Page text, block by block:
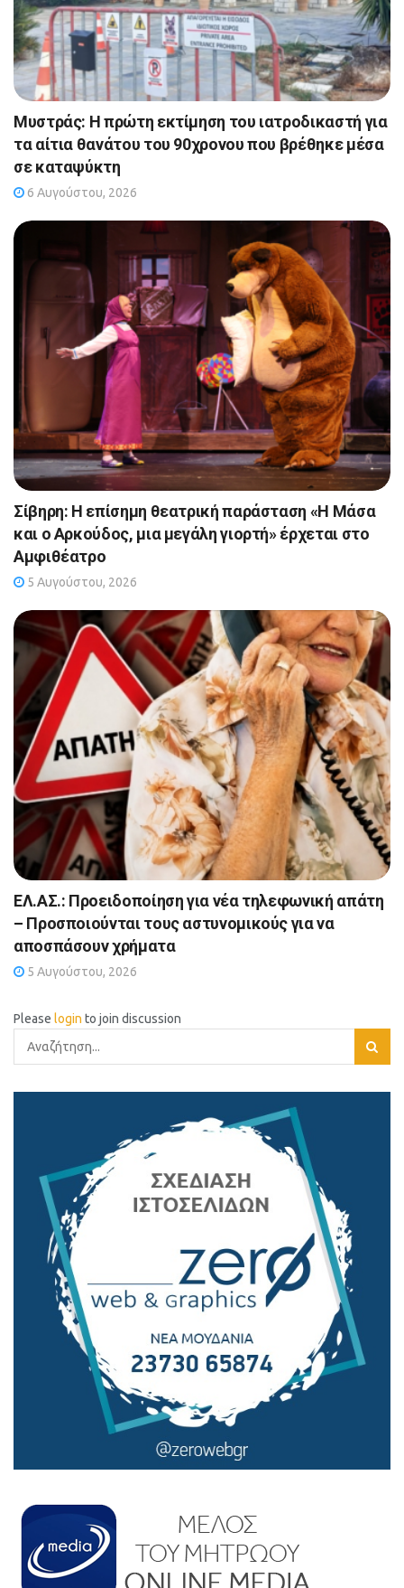
Μυστράς: Η πρώτη εκτίμηση του ιατροδικαστή για
τα αίτια θανάτου του 90χρονου που βρέθηκε μέσα
σε καταψύκτη
6 Αυγούστου, 2026
Σίβηρη: Η επίσημη θεατρική παράσταση «Η Μάσα
και ο Αρκούδος, μια μεγάλη γιορτή» έρχεται στο
Αμφιθέατρο
5 Αυγούστου, 2026
ΕΛ.ΑΣ.: Προειδοποίηση για νέα τηλεφωνική απάτη
– Προσποιούνται τους αστυνομικούς για να
αποσπάσουν χρήματα
5 Αυγούστου, 2026
Please login to join discussion